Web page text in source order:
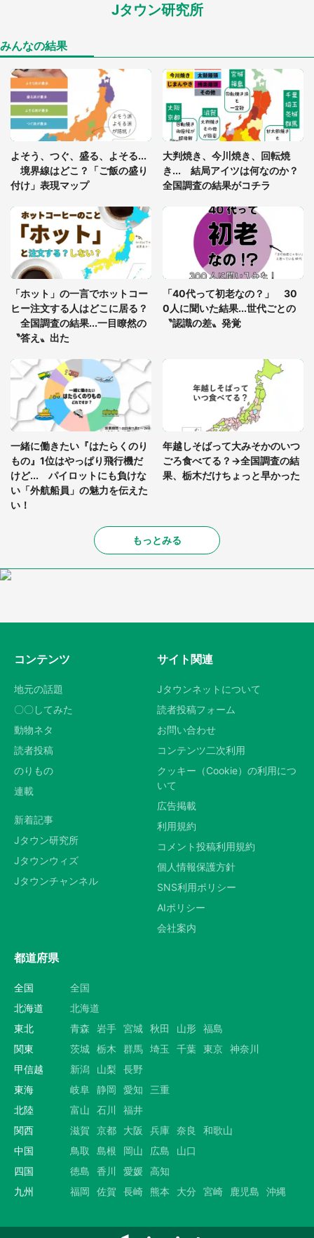
「閉所恐怖症の私は新幹線で大パニック。隣席の青
「ゾワゾワする」「本当に気持ち悪い」 道端でバ
グっちゃってた〝野生の野菜〟に6.5万人戦慄
座布団だろ」「食パンの耳」と1.4万人困惑
っ暗な道で遭難状態。なんとか見つけた民家に助け
を求めると、住人の男性が...」
「孫にあげると思って、あなたにこれをあげる」
真夏の山道で見知らぬお婆さんに握らされたもの
（山口県・30代女性）
Jタウン研究所
みんなの結果
よそう、つぐ、盛る、よそる...
境界線はどこ？「ご飯の盛り
付け」表現マップ
大判焼き、今川焼き、回転焼
き... 結局アイツは何なのか？
全国調査の結果がコチラ
「ホット」の一言でホットコー
ヒー注文する人はどこに居る？
全国調査の結果...一目瞭然の
〝答え〟出た
「40代って初老なの？」 30
0人に聞いた結果...世代ごとの
〝認識の差〟発覚
一緒に働きたい『はたらくのり
もの』1位はやっぱり飛行機だ
けど... パイロットにも負けな
い「外航船員」の魅力を伝えた
い！
年越しそばって大みそかのいつ
ごろ食べてる？→全国調査の結
果、栃木だけちょっと早かった
もっとみる
コンテンツ
地元の話題
〇〇してみた
動物ネタ
読者投稿
のりもの
連載
新着記事
Jタウン研究所
Jタウンウィズ
Jタウンチャンネル
サイト関連
Jタウンネットについて
読者投稿フォーム
お問い合わせ
コンテンツ二次利用
クッキー（Cookie）の利用につ
いて
広告掲載
利用規約
コメント投稿利用規約
個人情報保護方針
SNS利用ポリシー
AIポリシー
会社案内
都道府県
全国
全国
北海道
北海道
東北
青森 岩手 宮城 秋田 山形 福島
関東
茨城 栃木 群馬 埼玉 千葉 東京 神奈川
甲信越
新潟 山梨
長野
東海
岐阜 静岡 愛知
三重
北陸
富山 石川
福井
関西
滋賀 京都 大阪 兵庫 奈良
和歌山
中国
鳥取 島根 岡山 広島
山口
四国
徳島 香川 愛媛 高知
九州
福岡 佐賀 長崎 熊本 大分 宮崎 鹿児島 沖縄